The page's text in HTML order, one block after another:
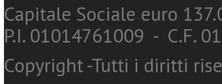
Capitale Sociale euro
P.I. 01014761009 - C.F.
Copyright -Tutti i diritti